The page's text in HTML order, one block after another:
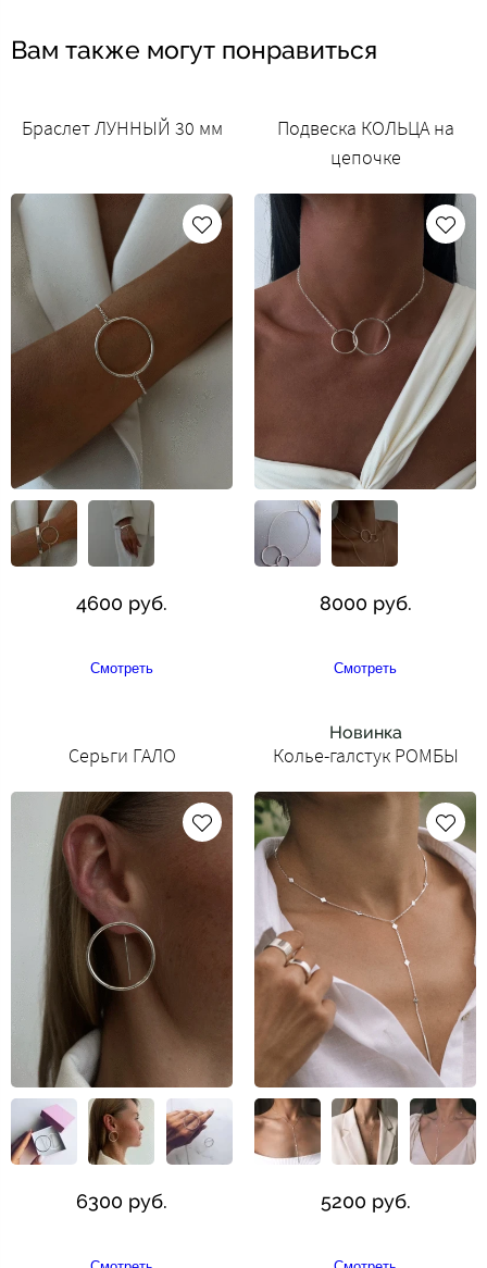
Вам также могут понравиться
Браслет ЛУННЫЙ 30 мм
4600 руб.
Смотреть
Подвеска КОЛЬЦА на
цепочке
8000 руб.
Смотреть
Серьги ГАЛО
6300 руб.
Новинка
Колье-галстук РОМБЫ
5200 руб.